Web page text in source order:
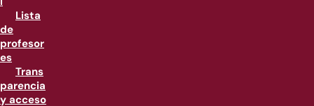
Lista
de
profesor
es
Trans
parencia
y acceso